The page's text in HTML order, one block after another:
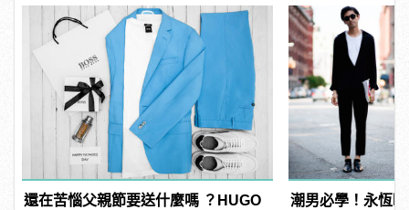
還在苦惱父親節要送什麼嗎 ？HUGO
潮男必學！永恆